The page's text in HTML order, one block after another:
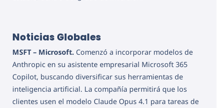
Noticias Globales
MSFT – Microsoft. Comenzó a incorporar modelos de
Anthropic en su asistente empresarial Microsoft 365
Copilot, buscando diversificar sus herramientas de
inteligencia artificial. La compañía permitirá que los
clientes usen el modelo Claude Opus 4.1 para tareas de